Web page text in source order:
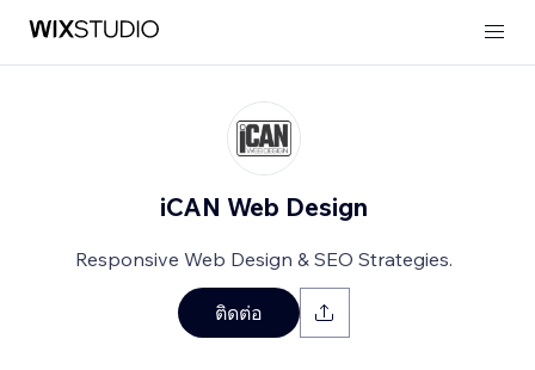
iCAN Web Design
Responsive Web Design & SEO Strategies.
ติดต่อ